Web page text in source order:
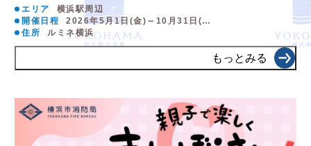
エリア
横浜駅周辺
開催日程
2026年5月1日(金)～10月31日(…
住所
ルミネ横浜
もっとみる